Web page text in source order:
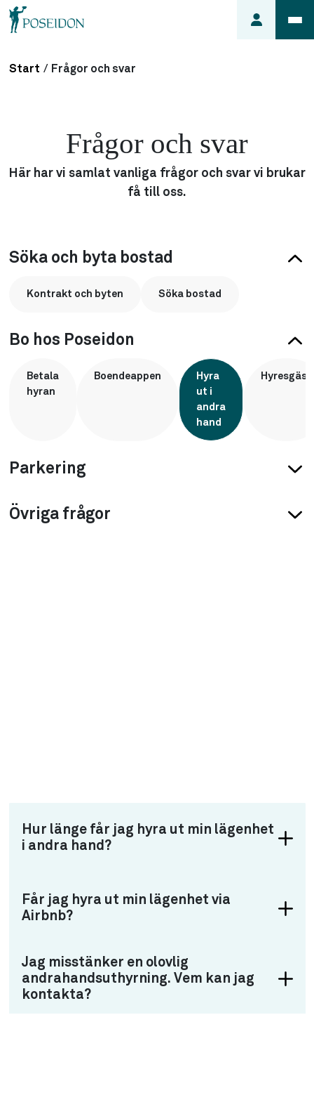
Frågor
min
Start / Frågor och svar
Frågor och svar
Här har vi samlat vanliga frågor och svar vi brukar
få till oss.
Söka och byta bostad
Kontrakt och byten Söka bostad
Bo hos Poseidon
Betala
hyran
Boendeappen
Hyra
ut i
andra
hand
Hyresgäst
Parkering
Parkering
Övriga frågor
Hur länge får jag hyra ut min lägenhet
i andra hand?
Får jag hyra ut min lägenhet via
Airbnb?
Jag misstänker en olovlig
andrahandsuthyrning. Vem kan jag
kontakta?